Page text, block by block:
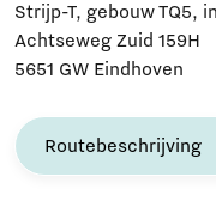
Strijp-T, gebouw TQ5,
Achtseweg Zuid 159H
5651 GW Eindhoven
Routebeschrijving